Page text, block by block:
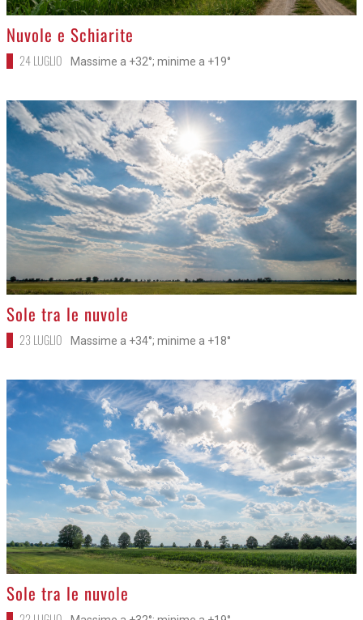
>
Nuvole e Schiarite
24 LUGLIO Massime a +32°; minime a +19°
>
Sole tra le nuvole
23 LUGLIO Massime a +34°; minime a +18°
>
Sole tra le nuvole